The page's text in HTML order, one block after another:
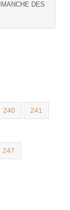
DES
240 241
247